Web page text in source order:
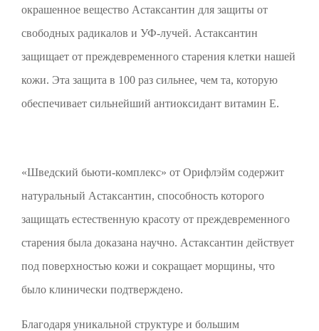
окрашенное вещество Астаксантин для защиты от
свободных радикалов и УФ-лучей. Астаксантин
защищает от преждевременного старения клетки нашей
кожи. Эта защита в 100 раз сильнее, чем та, которую
обеспечивает сильнейший антиоксидант витамин Е.
«Шведский бьюти-комплекс» от Орифлэйм содержит
натуральный Астаксантин, способность которого
защищать естественную красоту от преждевременного
старения была доказана научно. Астаксантин действует
под поверхностью кожи и сокращает морщины, что
было клинически подтверждено.
Благодаря уникальной структуре и большим